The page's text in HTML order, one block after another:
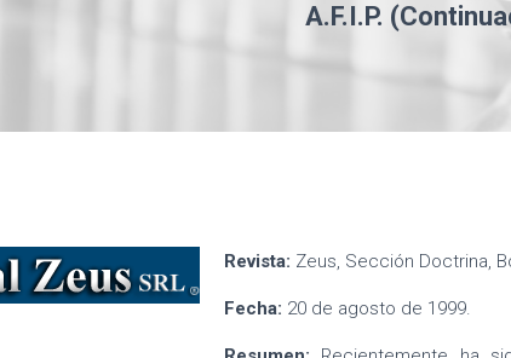
A.F.I.P.
Revista: Zeus, Sección Doctrina,
Fecha: 20 de agosto de 1999.